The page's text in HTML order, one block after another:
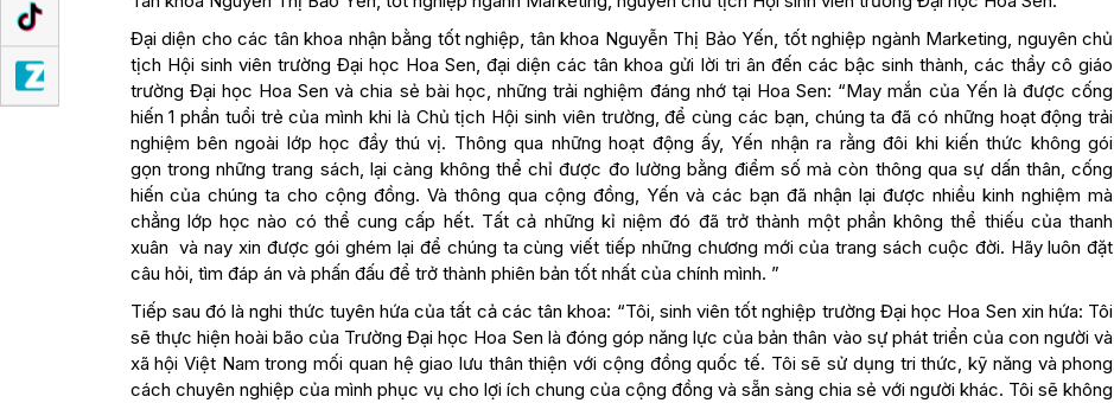
Đại diện cho các tân khoa nhận bằng tốt nghiệp, tân khoa Nguyễn Thị Bảo Yến, tốt nghiệp ngành Marketing, nguyên chủ
tịch Hội sinh viên trường Đại học Hoa Sen, đại diện các tân khoa gửi lời tri ân đến các bậc sinh thành, các thầy cô giáo
trường Đại học Hoa Sen và chia sẻ bài học, những trải nghiệm đáng nhớ tại Hoa Sen: “May mắn của Yến là được cống
hiến 1 phần tuổi trẻ của mình khi là Chủ tịch Hội sinh viên trường, để cùng các bạn, chúng ta đã có những hoạt động trải
nghiệm bên ngoài lớp học đầy thú vị. Thông qua những hoạt động ấy, Yến nhận ra rằng đôi khi kiến thức không gói
gọn trong những trang sách, lại càng không thể chỉ được đo lường bằng điểm số mà còn thông qua sự dấn thân, cống
hiến của chúng ta cho cộng đồng. Và thông qua cộng đồng, Yến và các bạn đã nhận lại được nhiều kinh nghiệm mà
chẳng lớp học nào có thể cung cấp hết. Tất cả những kỉ niệm đó đã trở thành một phần không thể thiếu của thanh
xuân và nay xin được gói ghém lại để chúng ta cùng viết tiếp những chương mới của trang sách cuộc đời. Hãy luôn đặt
câu hỏi, tìm đáp án và phấn đấu để trở thành phiên bản tốt nhất của chính mình. ”
Tiếp sau đó là nghi thức tuyên hứa của tất cả các tân khoa: “Tôi, sinh viên tốt nghiệp trường Đại học Hoa Sen xin hứa: Tôi
sẽ thực hiện hoài bão của Trường Đại học Hoa Sen là đóng góp năng lực của bản thân vào sự phát triển của con người và
xã hội Việt Nam trong mối quan hệ giao lưu thân thiện với cộng đồng quốc tế. Tôi sẽ sử dụng tri thức, kỹ năng và phong
cách chuyên nghiệp của mình phục vụ cho lợi ích chung của cộng đồng và sẵn sàng chia sẻ với người khác. Tôi sẽ không